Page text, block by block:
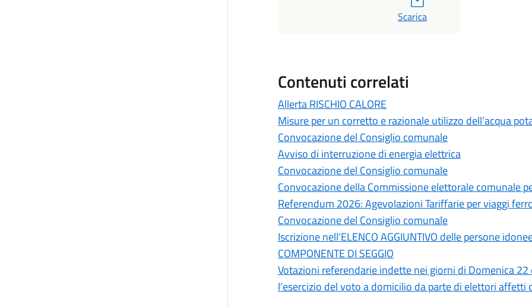
Scarica
Contenuti correlati
Allerta RISCHIO CALORE
Misure per un corretto e razionale utilizzo dell’acqua
Convocazione del Consiglio comunale
Avviso di interruzione di energia elettrica
Convocazione del Consiglio comunale
Convocazione della Commissione elettorale comunale
Referendum 2026: Agevolazioni Tariffarie per viaggi
Convocazione del Consiglio comunale
Iscrizione nell'ELENCO AGGIUNTIVO delle persone
COMPONENTE DI SEGGIO
Votazioni referendarie indette nei giorni di Domenica
l’esercizio del voto a domicilio da parte di elettori affetti